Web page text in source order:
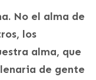
No el alma de
los
alma, que
de gente